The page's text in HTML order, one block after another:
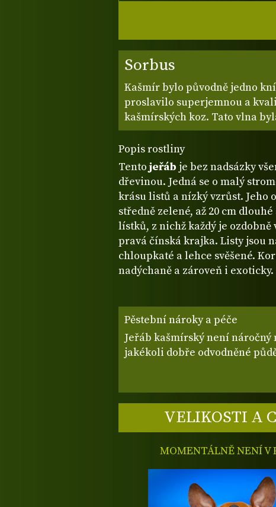
Sorbus
Kašmír bylo původně jedno
proslavilo superjemnou a
kašmírských koz. Tato vlna
Popis rostliny
Tentojeřáb je bez nadsázky
dřevinou. Jedná se o malý
krásu listů a nízký vzrůst. Jeho
středně zelené, až 20 cm
lístků, z nichž každý je
pravá čínská krajka. Listy jsou
chloupkaté a lehce svěšené.
nadýchaně a zároveň i
Pěstební nároky a péče
Jeřáb kašmírský není náročný
jakékoli dobře odvodněné
VELIKOSTI A
MOMENTÁLNĚ NENÍ V